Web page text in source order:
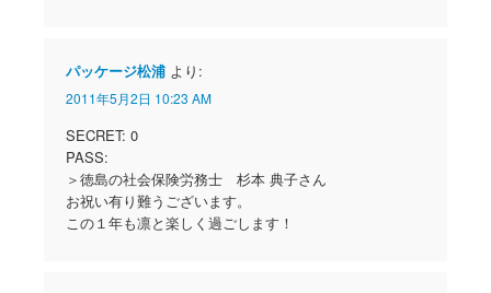
パッケージ松浦 より:
2011年5月2日 10:23 AM
SECRET: 0
PASS:
＞徳島の社会保険労務士 杉本 典子さん
お祝い有り難うございます。
この１年も凛と楽しく過ごします！